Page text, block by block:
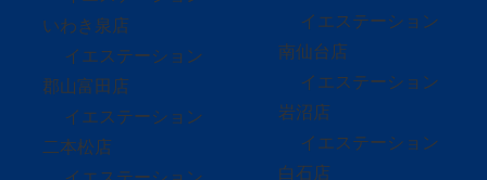
いわき泉店
イエステーション
郡山富田店
イエステーション
二本松店
イエステーション
南仙台店
イエステーション
岩沼店
イエステーション
白石店